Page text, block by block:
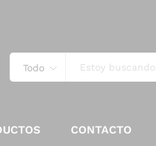
Todo
CONTACTO